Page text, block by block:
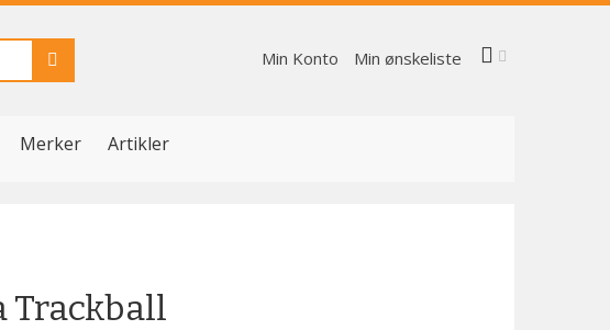
Min Konto Min ønskeliste
Merker Artikler
Trackball